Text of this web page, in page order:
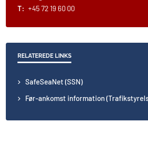
T: +45 72 19 60 00
RELATEREDE LINKS
SafeSeaNet (SSN)
Før-ankomst information